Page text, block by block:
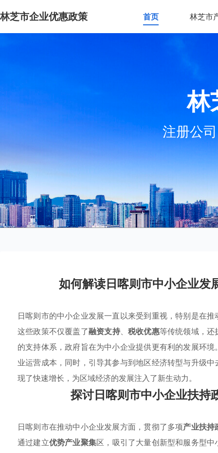
林芝市企业优惠政策 首页 林芝市
林
注册公
如何解读日喀则市中小企业发
日喀则市的中小企业发展一直以来受到重视，特别是在
这些政策不仅覆盖了融资支持、 税收优惠等传统领域，还
的支持体系，政府旨在为中小企业提供更有利的发展环
业运营成本，同时，引导其参与到地区经济转型与升级
现了快速增长，为区域经济的发展注入了新生动力。
探讨日喀则市中小企业扶持
日喀则市在推动中小企业发展方面，贯彻了多项产业扶持
通过建立优势产业聚集区，吸引了大量创新型和服务型